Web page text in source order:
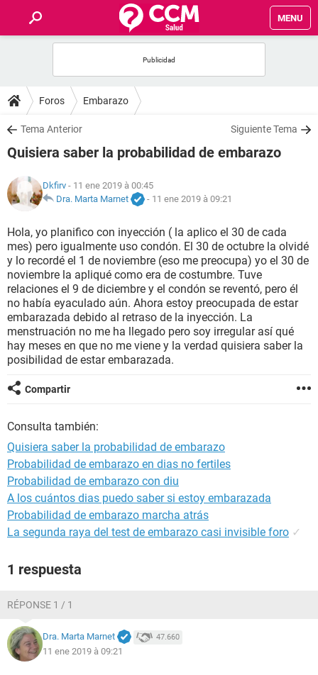
MENU
FORUMS
SALUD
FAMILIA
NUTRICIÓN
BIENESTAR
SEXUALIDAD
GLOSARIO
Foros Embarazo
Tema Anterior Siguiente Tema
Quisiera saber la probabilidad de embarazo
Dkfirv - 11 ene 2019 à 00:45
Dra. Marta Marnet
- 11 ene 2019 à 09:21
Hola, yo planifico con inyección ( la aplico el 30 de cada
mes) pero igualmente uso condón. El 30 de octubre la olvidé
y lo recordé el 1 de noviembre (eso me preocupa) yo el 30 de
noviembre la apliqué como era de costumbre. Tuve
relaciones el 9 de diciembre y el condón se reventó, pero él
no había eyaculado aún. Ahora estoy preocupada de estar
embarazada debido al retraso de la inyección. La
menstruación no me ha llegado pero soy irregular así qué
hay meses en que no me viene y la verdad quisiera saber la
posibilidad de estar embarazada.
Compartir
Consulta también:
Quisiera saber la probabilidad de embarazo
Probabilidad de embarazo en dias no fertiles
Probabilidad de embarazo con diu
A los cuántos dias puedo saber si estoy embarazada
Probabilidad de embarazo marcha atrás
La segunda raya del test de embarazo casi invisible foro ✓
1 respuesta
RÉPONSE 1 / 1
Dra. Marta Marnet 47.660
11 ene 2019 à 09:21